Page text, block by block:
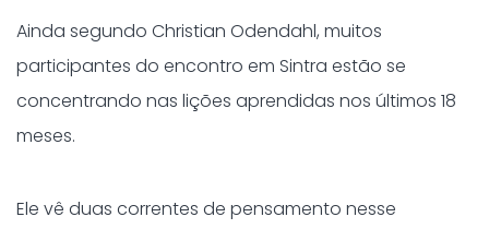
Ainda segundo Christian Odendahl, muitos
participantes do encontro em Sintra estão se
concentrando nas lições aprendidas nos últimos 18
meses.
Ele vê duas correntes de pensamento nesse